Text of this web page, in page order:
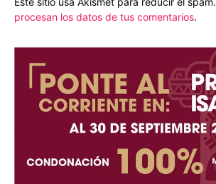
procesan los datos de tus comentarios.